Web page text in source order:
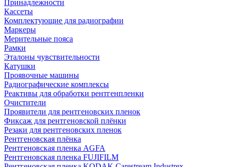
Принадлежности
Кассеты
Комплектующие для радиографии
Маркеры
Мерительные пояса
Рамки
Эталоны чувствительности
Катушки
Проявочные машины
Радиографические комплексы
Реактивы для обработки рентгенпленки
Очистители
Проявители для рентгеновских пленок
Фиксаж для рентгеновской плёнки
Резаки для рентгеновских пленок
Рентгеновская плёнка
Рентгеновская пленка AGFA
Рентгеновская пленка FUJIFILM